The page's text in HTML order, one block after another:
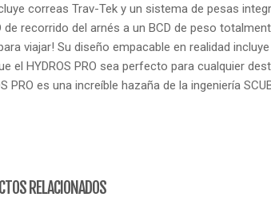
correas Trav-Tek y un sistema de pesas
de recorrido del arnés a un BCD de peso
viajar! Su diseño empacable en realidad
el HYDROS PRO sea perfecto para cualquier
PRO es una increíble hazaña de la ingeniería
RELACIONADOS